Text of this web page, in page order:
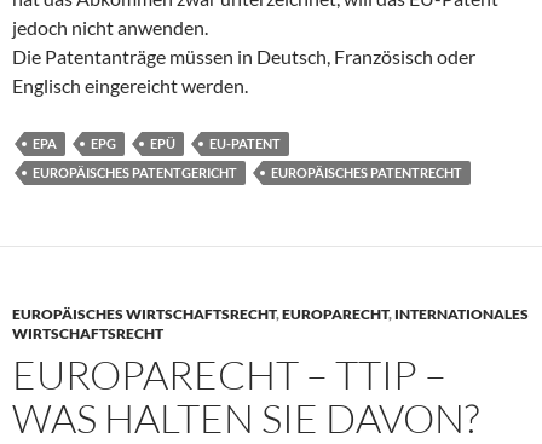
jedoch nicht anwenden.
Die Patentanträge müssen in Deutsch, Französisch oder
Englisch eingereicht werden.
EPA EPG EPÜ
EU-PATENT
EUROPÄISCHES PATENTGERICHT
EUROPÄISCHES PATENTRECHT
EUROPÄISCHES WIRTSCHAFTSRECHT,EUROPARECHT, INTERNATIONALES
WIRTSCHAFTSRECHT
EUROPARECHT – TTIP –
WAS HALTEN SIE DAVON?